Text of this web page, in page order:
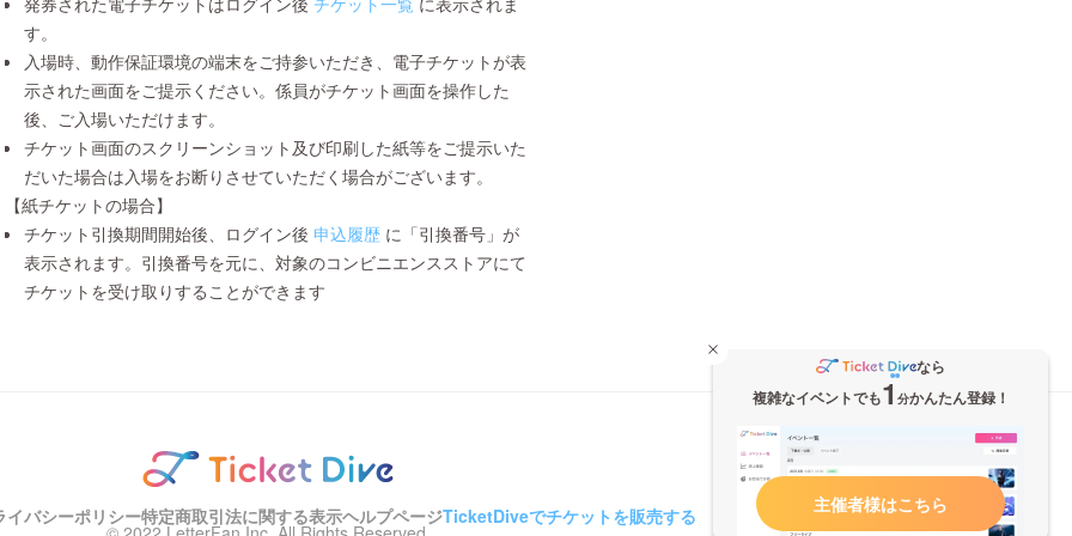
す。
入場時、動作保証環境の端末をご持参いただき、電子チケットが表
示された画面をご提示ください。係員がチケット画面を操作した
後、ご入場いただけます。
チケット画面のスクリーンショット及び印刷した紙等をご提示いた
だいた場合は入場をお断りさせていただく場合がございます。
【紙チケットの場合】
チケット引換期間開始後、ログイン後 申込履歴 に「引換番号」が
表示されます。引換番号を元に、対象のコンビニエンスストアにて
チケットを受け取りすることができます
なら
複雑なイベントでも1 分かんたん登録！
主催者様はこちら
イバシーポリシー特定商取引法に関する表示ヘルプページTicketDiveでチケットを販売する